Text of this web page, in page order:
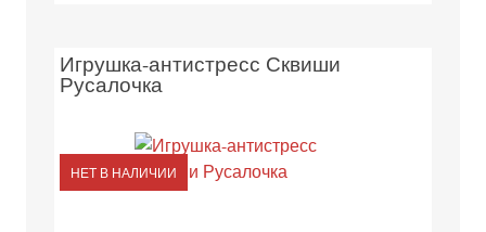
Игрушка-антистресс Сквиши
Русалочка
НЕТ В НАЛИЧИИ